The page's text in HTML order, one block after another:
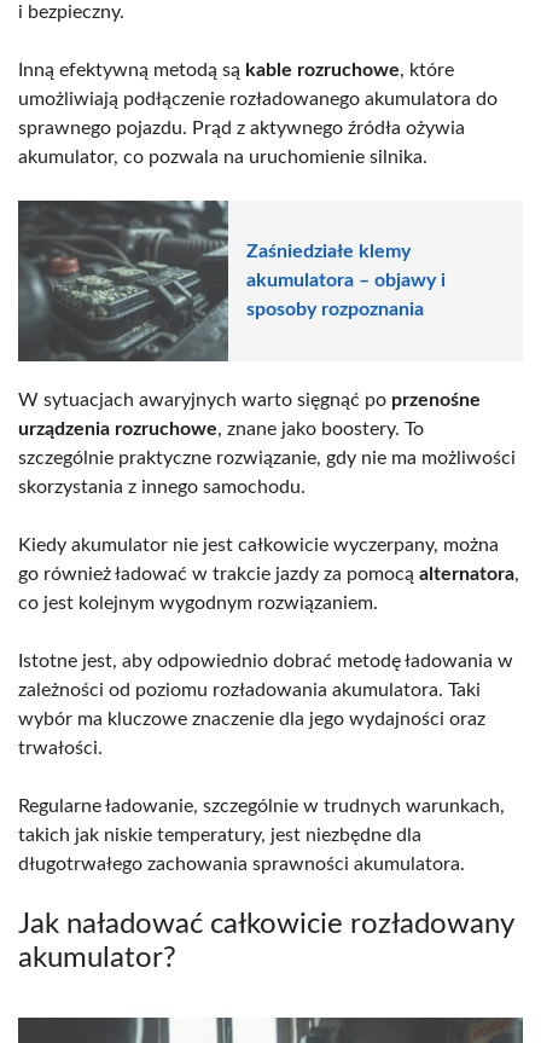
i bezpieczny.
Inną efektywną metodą są kable rozruchowe, które
umożliwiają podłączenie rozładowanego akumulatora do
sprawnego pojazdu. Prąd z aktywnego źródła ożywia
akumulator, co pozwala na uruchomienie silnika.
Zaśniedziałe klemy
akumulatora – objawy i
sposoby rozpoznania
W sytuacjach awaryjnych warto sięgnąć po przenośne
urządzenia rozruchowe, znane jako boostery. To
szczególnie praktyczne rozwiązanie, gdy nie ma możliwości
skorzystania z innego samochodu.
Kiedy akumulator nie jest całkowicie wyczerpany, można
go również ładować w trakcie jazdy za pomocą alternatora,
co jest kolejnym wygodnym rozwiązaniem.
Istotne jest, aby odpowiednio dobrać metodę ładowania w
zależności od poziomu rozładowania akumulatora. Taki
wybór ma kluczowe znaczenie dla jego wydajności oraz
trwałości.
Regularne ładowanie, szczególnie w trudnych warunkach,
takich jak niskie temperatury, jest niezbędne dla
długotrwałego zachowania sprawności akumulatora.
Jak naładować całkowicie rozładowany
akumulator?